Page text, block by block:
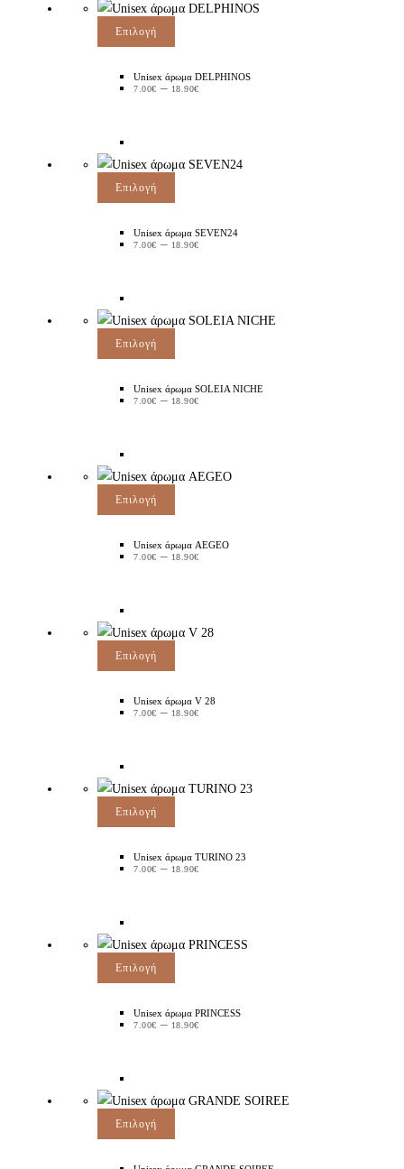
Επιλογή
Unisex άρωμα DELPHINOS
7.00€ – 18.90€
Επιλογή
Unisex άρωμα SEVEN24
7.00€ – 18.90€
Επιλογή
Unisex άρωμα SOLEIA NICHE
7.00€ – 18.90€
Επιλογή
Unisex άρωμα AEGEO
7.00€ – 18.90€
Επιλογή
Unisex άρωμα V 28
7.00€ – 18.90€
Επιλογή
Unisex άρωμα TURINO 23
7.00€ – 18.90€
Επιλογή
Unisex άρωμα PRINCESS
7.00€ – 18.90€
Επιλογή